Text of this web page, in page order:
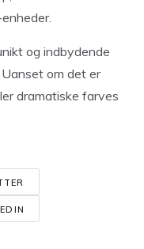
og indbydende
om det er
dramatiske farves